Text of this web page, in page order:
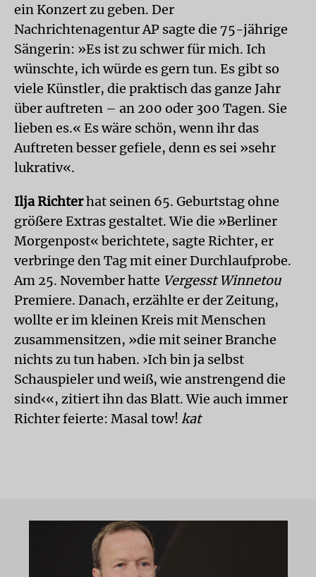
ein Konzert zu geben. Der
Nachrichtenagentur AP sagte die 75-jährige
Sängerin: »Es ist zu schwer für mich. Ich
wünschte, ich würde es gern tun. Es gibt so
viele Künstler, die praktisch das ganze Jahr
über auftreten – an 200 oder 300 Tagen. Sie
lieben es.« Es wäre schön, wenn ihr das
Auftreten besser gefiele, denn es sei »sehr
lukrativ«.
Ilja Richterhat seinen 65. Geburtstag ohne
größere Extras gestaltet. Wie die »Berliner
Morgenpost« berichtete, sagte Richter, er
verbringe den Tag mit einer Durchlaufprobe.
Am 25. November hatte Vergesst Winnetou
Premiere. Danach, erzählte er der Zeitung,
wollte er im kleinen Kreis mit Menschen
zusammensitzen, »die mit seiner Branche
nichts zu tun haben. ›Ich bin ja selbst
Schauspieler und weiß, wie anstrengend die
sind‹«, zitiert ihn das Blatt. Wie auch immer
Richter feierte: Masal tow! kat